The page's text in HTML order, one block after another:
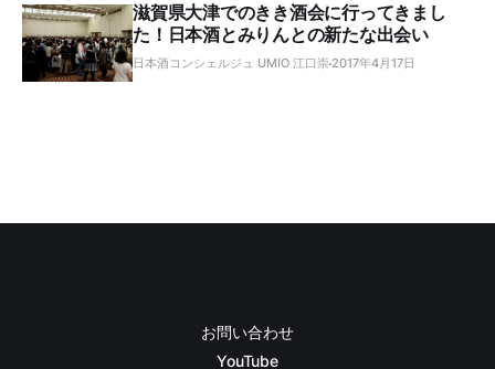
滋賀県大津でのきき酒会に行ってきまし
た！日本酒とみりんとの新たな出会い
日本酒コンシェルジュ UMIO 江口崇 2017年4月17日
お問い合わせ
YouTube